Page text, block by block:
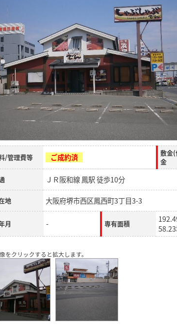
/管理費等 ご成約済
敷金
金
ＪＲ阪和線 鳳駅 徒歩10分
地 大阪府堺市西区鳳西町3丁目3-3
月 - 専有面積
をクリックすると拡大します。